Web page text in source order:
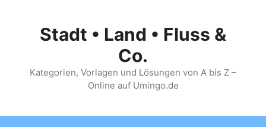
springenStadt • Land • Fluss &
Co.
Kategorien, Vorlagen und Lösungen von A bis Z –
Online auf Umingo.de